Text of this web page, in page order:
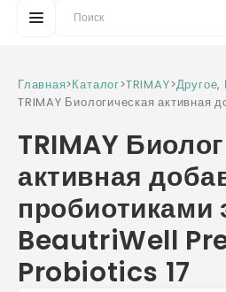
Главная>Каталог>TRIMAY>Другое,
TRIMAY Биологическая активная
Probiotics 17
TRIMAY
активная
пробиотиками
BeautriWell
Probiotics 17